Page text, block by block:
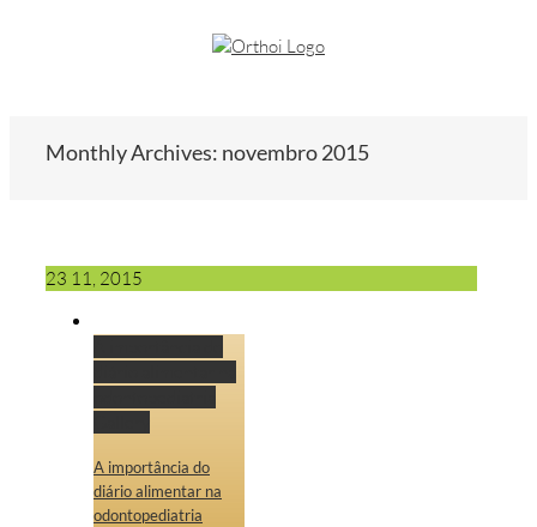
Monthly Archives: novembro 2015
23 11, 2015
A importância do
diário alimentar na
odontopediatria